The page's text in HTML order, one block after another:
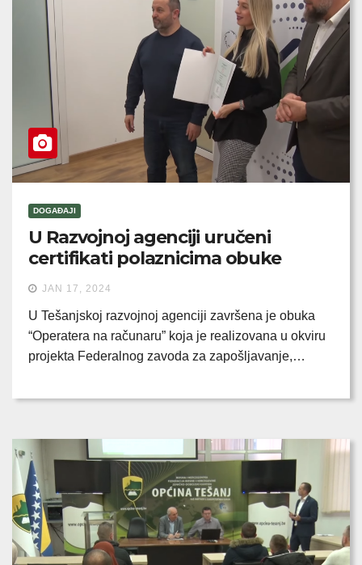
DOGAĐAJI
U Razvojnoj agenciji uručeni
certifikati polaznicima obuke
JAN 17, 2024
U Tešanjskoj razvojnoj agenciji završena je obuka
“Operatera na računaru” koja je realizovana u okviru
projekta Federalnog zavoda za zapošljavanje,…